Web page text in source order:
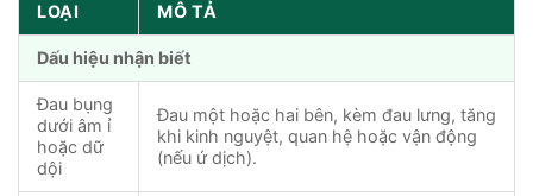
LOẠI MÔ TẢ
Dấu hiệu nhận biết
Đau bụng
dưới âm ỉ
hoặc dữ
dội
Đau một hoặc hai bên, kèm đau lưng, tăng
khi kinh nguyệt, quan hệ hoặc vận động
(nếu ứ dịch).